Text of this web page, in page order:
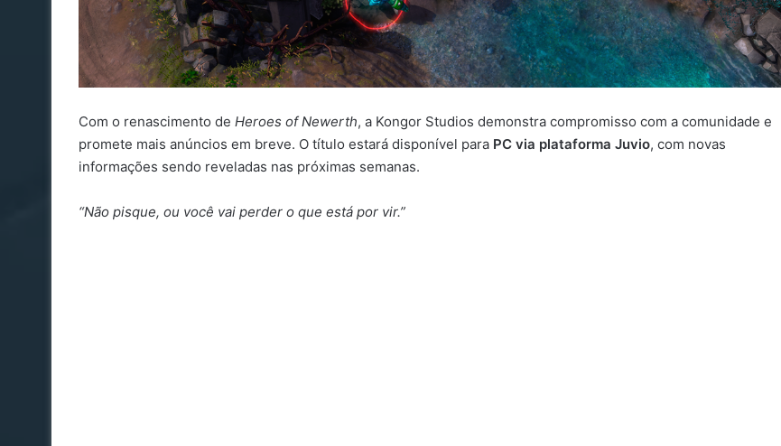
Com o renascimento de Heroes of Newerth, a Kongor Studios demonstra compromisso com a comunidade e
promete mais anúncios em breve. O título estará disponível para PC via plataforma Juvio, com novas
informações sendo reveladas nas próximas semanas.
“Não pisque, ou você vai perder o que está por vir.”